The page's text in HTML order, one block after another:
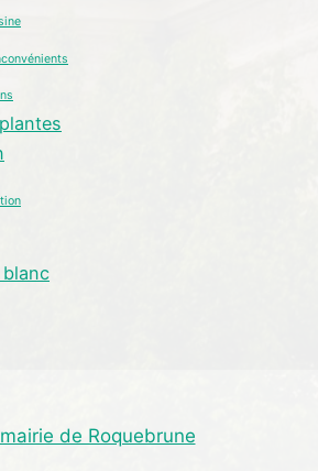
plantes
de Roquebrune